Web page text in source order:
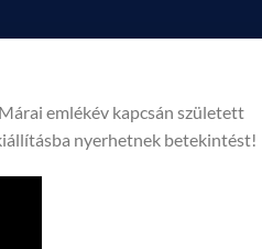
emlékév kapcsán született
nyerhetnek betekintést!